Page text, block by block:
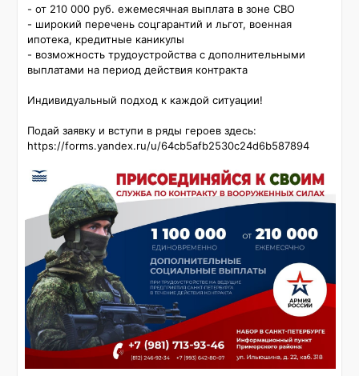
- от 210 000 руб. ежемесячная выплата в зоне СВО
- широкий перечень соцгарантий и льгот, военная
ипотека, кредитные каникулы
- возможность трудоустройства с дополнительными
выплатами на период действия контракта
Индивидуальный подход к каждой ситуации!
Подай заявку и вступи в ряды героев здесь:
https://forms.yandex.ru/u/64cb5afb2530c24d6b587894